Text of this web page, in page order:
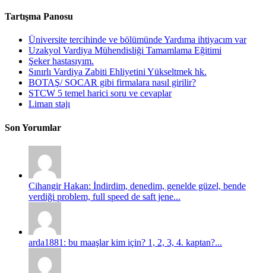
Tartışma Panosu
Üniversite tercihinde ve bölümünde Yardıma ihtiyacım var
Uzakyol Vardiya Mühendisliği Tamamlama Eğitimi
Şeker hastasıyım.
Sınırlı Vardiya Zabiti Ehliyetini Yükseltmek hk.
BOTAŞ/ SOCAR gibi firmalara nasıl girilir?
STCW 5 temel harici soru ve cevaplar
Liman stajı
Son Yorumlar
Cihangir Hakan: İndirdim, denedim, genelde güzel, bende
verdiği problem, full speed de saft jene...
arda1881: bu maaşlar kim için? 1, 2, 3, 4. kaptan?...